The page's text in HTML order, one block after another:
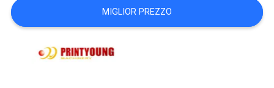
DEL
SITO
MIGLIOR PREZZO